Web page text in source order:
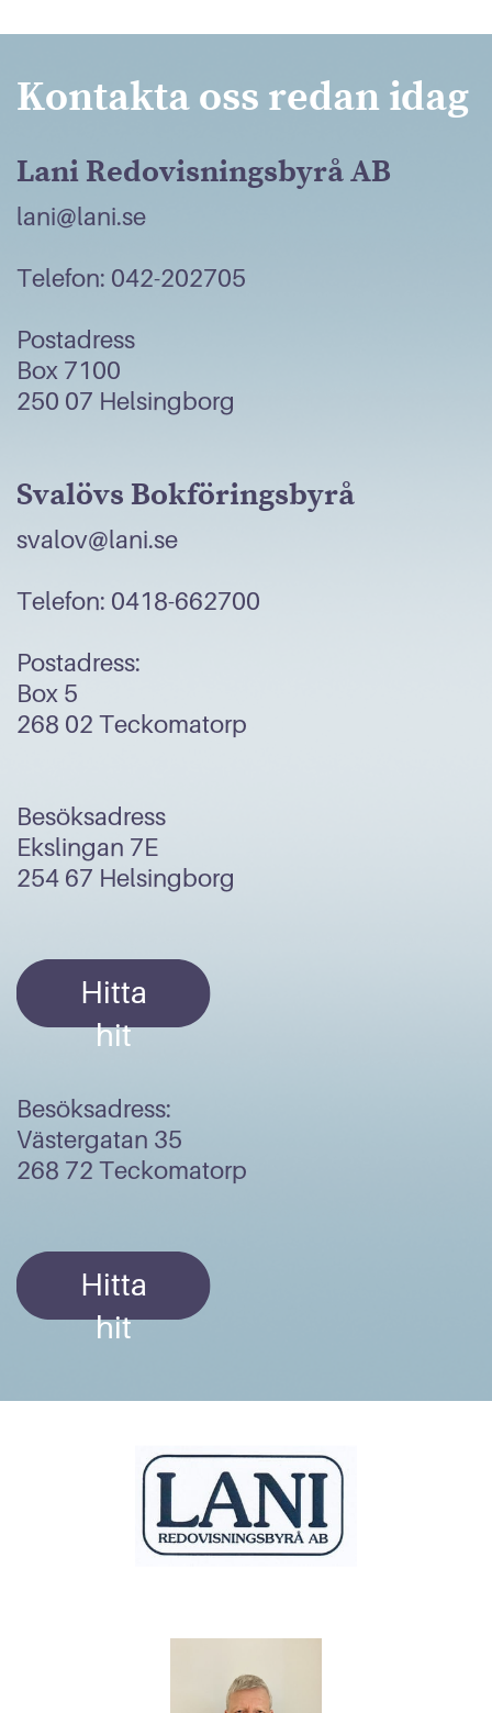
Kontakta oss redan idag
Lani Redovisningsbyrå AB
lani@lani.se
Telefon: 042-202705
Postadress
Box 7100
250 07 Helsingborg
Svalövs Bokföringsbyrå
svalov@lani.se
Telefon: 0418-662700
Postadress:
Box 5
268 02 Teckomatorp
Besöksadress
Ekslingan 7E
254 67 Helsingborg
Hitta
hit
Besöksadress:
Västergatan 35
268 72 Teckomatorp
Hitta
hit